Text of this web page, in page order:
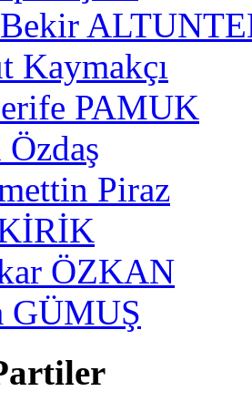
Bekir
Kaymakçı
PAMUK
Piraz
ÖZKAN
GÜMUŞ